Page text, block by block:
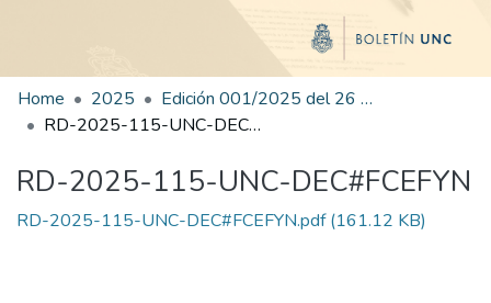
Home 2025
Edición 001/2025 del 26 de mayo de 2025
RD-2025-115-UNC-DEC#FCEFYN
RD-2025-115-UNC-DEC#FCEFYN
RD-2025-115-UNC-DEC#FCEFYN.pdf(161.12 KB)